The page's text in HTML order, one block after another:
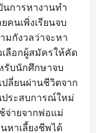
นการหางานทำ
นเพิ่งเรียนจบ
มกังวลว่าจะหา
ลือกผู้สมัครให้คัด
รับนักศึกษาจบ
ปลี่ยนผ่านชีวิตจาก
ประสบการณ์ใหม่
จ่ายจากพ่อแม่
หาเลี้ยงชีพได้